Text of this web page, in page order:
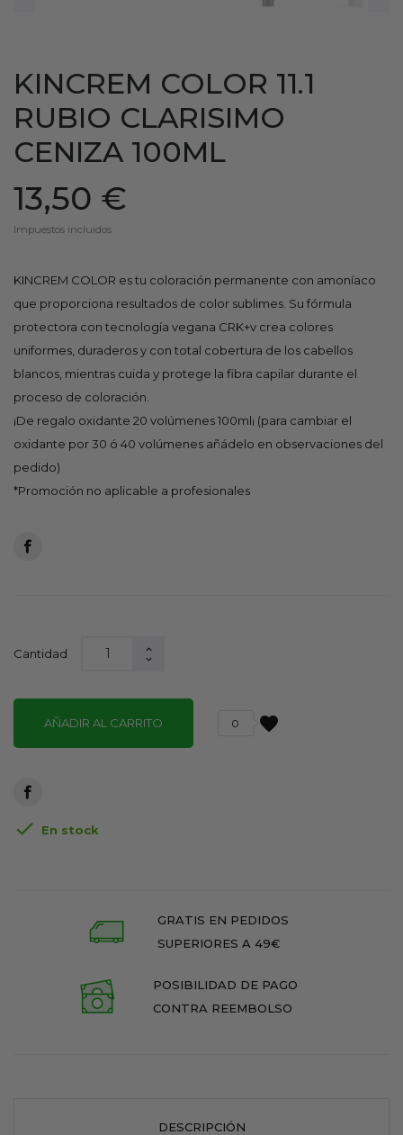
KINCREM COLOR 11.1
RUBIO CLARISIMO
CENIZA 100ML
13,50 €
Impuestos incluidos
KINCREM COLOR es tu coloración permanente con amoníaco
que proporciona resultados de color sublimes. Su fórmula
protectora con tecnología vegana CRK+v crea colores
uniformes, duraderos y con total cobertura de los cabellos
blancos, mientras cuida y protege la fibra capilar durante el
proceso de coloración.
¡De regalo oxidante 20 volúmenes 100ml¡ (para cambiar el
oxidante por 30 ó 40 volúmenes añádelo en observaciones del
pedido)
*Promoción no aplicable a profesionales
Cantidad
AÑADIR AL CARRITO favorite
0
 En stock
GRATIS EN PEDIDOS
SUPERIORES A 49€
POSIBILIDAD DE PAGO
CONTRA REEMBOLSO
DESCRIPCIÓN